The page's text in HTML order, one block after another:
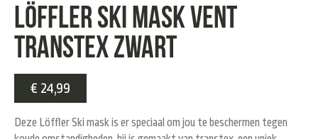
Löffler Ski mask vent
transtex zwart
€ 24,99
Deze Löffler Ski mask is er speciaal om jou te beschermen tegen